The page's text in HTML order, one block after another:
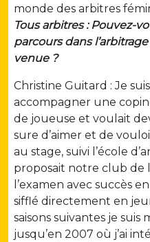
monde des arbitres
Tous arbitres : Pouvez-
parcours dans
venue ?
Christine Guitard : Je
accompagner une
de joueuse et voulait
sure d’aimer et de
au stage, suivi l’école
proposait notre club de
l’examen avec succès
sifflé directement en
saisons suivantes je suis
jusqu’en 2007 où j’ai